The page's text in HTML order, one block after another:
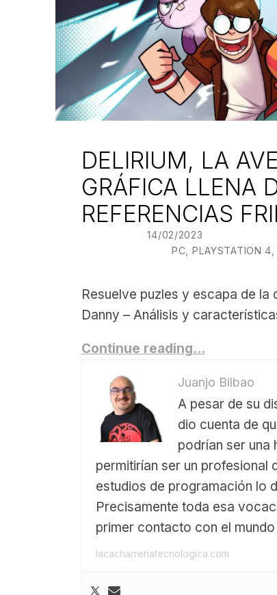
DELIRIUM, LA
GRÁFICA LLENA
REFERENCIAS
14/02/2023
PC PLAYSTATION 4
Resuelve puzles y escapa de la
Danny – Análisis y
Continue reading…
Juanjo Bilbao
A pesar de su
dio cuenta de
podrían ser una
permitirían ser un profesional
estudios de programación lo
Precisamente toda esa
primer contacto con el
lacacharreriatecnologica.com